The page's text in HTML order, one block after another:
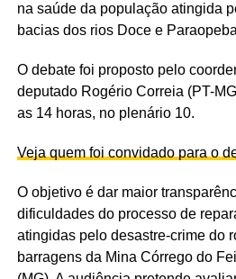
na saúde da população atingida
bacias dos rios Doce e
O debate foi proposto pelo
deputado Rogério Correia (PT-
as 14 horas, no plenário 10.
Veja quem foi convidado para o
O objetivo é dar maior
dificuldades do processo de
atingidas pelo desastre-crime do
barragens da Mina Córrego do